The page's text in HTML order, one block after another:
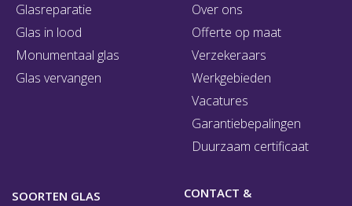
Glasreparatie
Glas in lood
Monumentaal glas
Glas vervangen
Over ons
Offerte op maat
Verzekeraars
Werkgebieden
Vacatures
Garantiebepalingen
Duurzaam certificaat
SOORTEN GLAS
CONTACT &